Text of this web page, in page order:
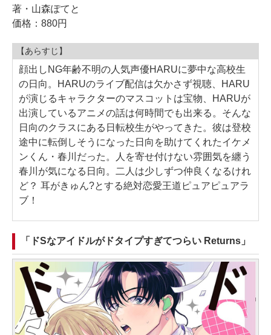
著・山森ぽてと
価格：880円
【あらすじ】
顔出しNG年齢不明の人気声優HARUに夢中な高校生
の日向。HARUのライブ配信は欠かさず視聴、HARU
が演じるキャラクターのマスコットは宝物、HARUが
出演しているアニメの話は何時間でも出来る。そんな
日向のクラスにある日転校生がやってきた。彼は登校
途中に転倒しそうになった日向を助けてくれたイケメ
ンくん・春川だった。人を寄せ付けない雰囲気を纏う
春川が気になる日向。二人は少しずつ仲良くなるけれ
ど？ 耳がきゅん?とする絶対恋愛王道ピュアピュアラ
ブ！
「ドSなアイドルがドタイプすぎてつらい Returns」